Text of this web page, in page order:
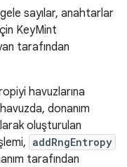
sayılar, anahtarlar
KeyMint
tarafından
havuzlarına
donanım
oluşturulan
addRngEntropy
tarafından